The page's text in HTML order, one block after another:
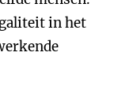
in het